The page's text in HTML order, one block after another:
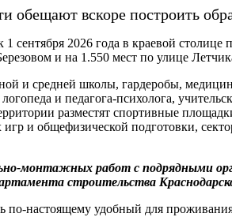
обещают вскоре построить
сентября 2026 года в краевой столице
и на 1.550 мест по улице
и средней школы, гардеробы,
и педагога-психолога,
разместят спортивные
и общефизической подготовки,
монтажных работ с подрядными
строительства
по-настоящему удобный для